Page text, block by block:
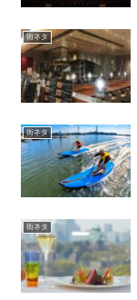
街ネタ
街ネタ
街ネタ